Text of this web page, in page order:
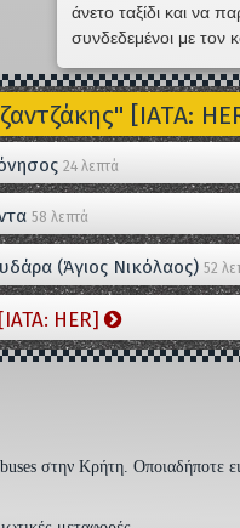
άνετο ταξίδι και να
συνδεδεμένοι με τον
[IATA:
24 λεπτά
58 λεπτά
(Άγιος Νικόλαος)52
HER]
στην Κρήτη. Οποιαδήποτε